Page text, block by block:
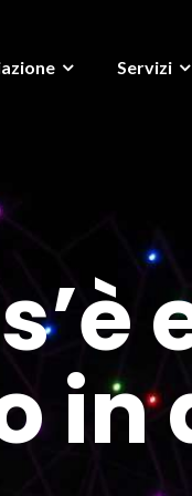
Servizi
in